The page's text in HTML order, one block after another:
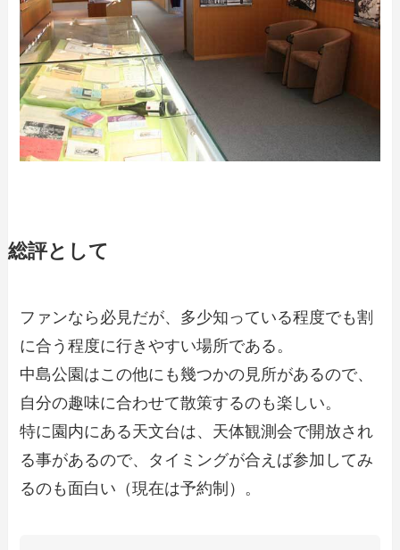
総評として
ファンなら必見だが、多少知っている程度でも割
に合う程度に行きやすい場所である。
中島公園はこの他にも幾つかの見所があるので、
自分の趣味に合わせて散策するのも楽しい。
特に園内にある天文台は、天体観測会で開放され
る事があるので、タイミングが合えば参加してみ
るのも面白い（現在は予約制）。